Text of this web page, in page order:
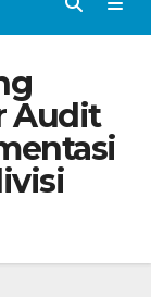
Audit